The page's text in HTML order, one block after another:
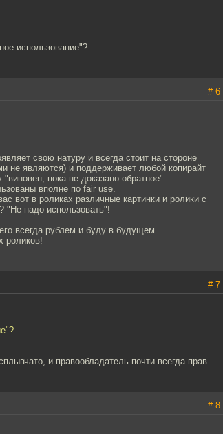
использование"?
# 6
свою натуру и всегда стоит на стороне
не являются) и поддерживает любой копирайт
пока не доказано обратное".
вполне по fair use.
вот в роликах различные картинки и ролики с
"Не надо использовать"!
всегда рублем и буду в будущем.
роликов!
# 7
и правообладатель почти всегда прав.
# 8